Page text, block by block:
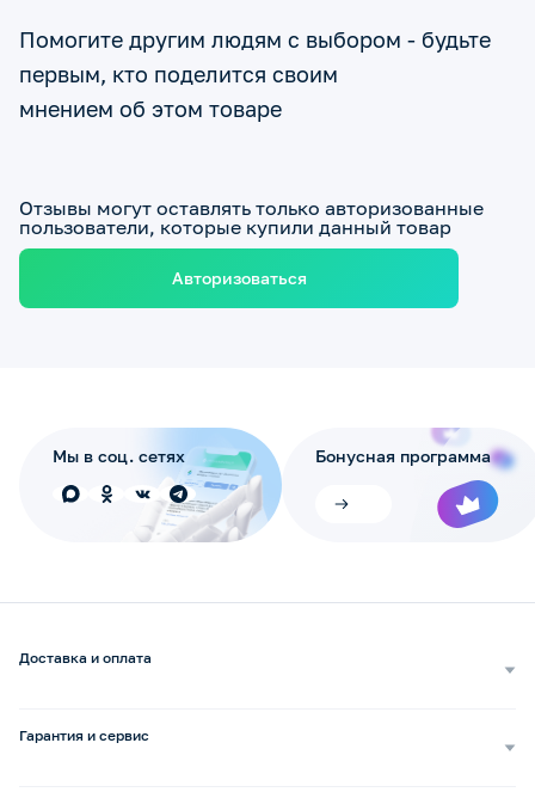
Помогите другим людям с выбором - будьте
первым, кто поделится своим
мнением об этом товаре
Отзывы могут оставлять только авторизованные
пользователи, которые купили данный товар
Авторизоваться
Мы в соц. сетях Бонусная программа
Доставка и оплата
Гарантия и сервис